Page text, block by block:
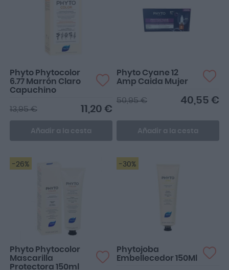
Phyto Phytocolor
6.77 Marrón Claro
Capuchino
11,20 €
13,95 €
Añadir a la cesta
Phyto Cyane 12
Amp Caida Mujer
40,55 €
50,95 €
Añadir a la cesta
-26%
Phyto Phytocolor
Mascarilla
Protectora 150ml
-30%
Phytojoba
Embellecedor 150Ml